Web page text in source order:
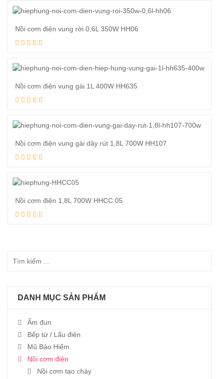
Nồi cơm điện vung rời 0,6L 350W HH06
Nồi cơm điện vung gài 1L 400W HH635
Nồi cơm điện vung gài dây rút 1,8L 700W HH107
Nồi cơm điện 1,8L 700W HHCC 05
DANH MỤC SẢN PHẨM
Ấm đun
Bếp từ / Lẩu điện
Mũ Bảo Hiểm
Nồi cơm điện
Nồi cơm tạo cháy